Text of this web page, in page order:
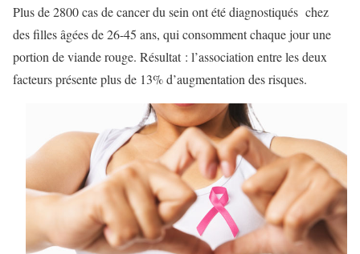
Plus de 2800 cas de cancer du sein ont été diagnostiqués chez
des filles âgées de 26-45 ans, qui consomment chaque jour une
portion de viande rouge. Résultat : l’association entre les deux
facteurs présente plus de 13% d’augmentation des risques.